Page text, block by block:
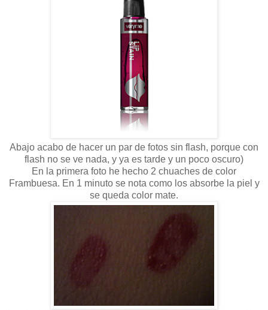
Abajo acabo de hacer un par de fotos sin flash, porque con
flash no se ve nada, y ya es tarde y un poco oscuro)
En la primera foto he hecho 2 chuaches de color
Frambuesa. En 1 minuto se nota como los absorbe la piel y
se queda color mate.